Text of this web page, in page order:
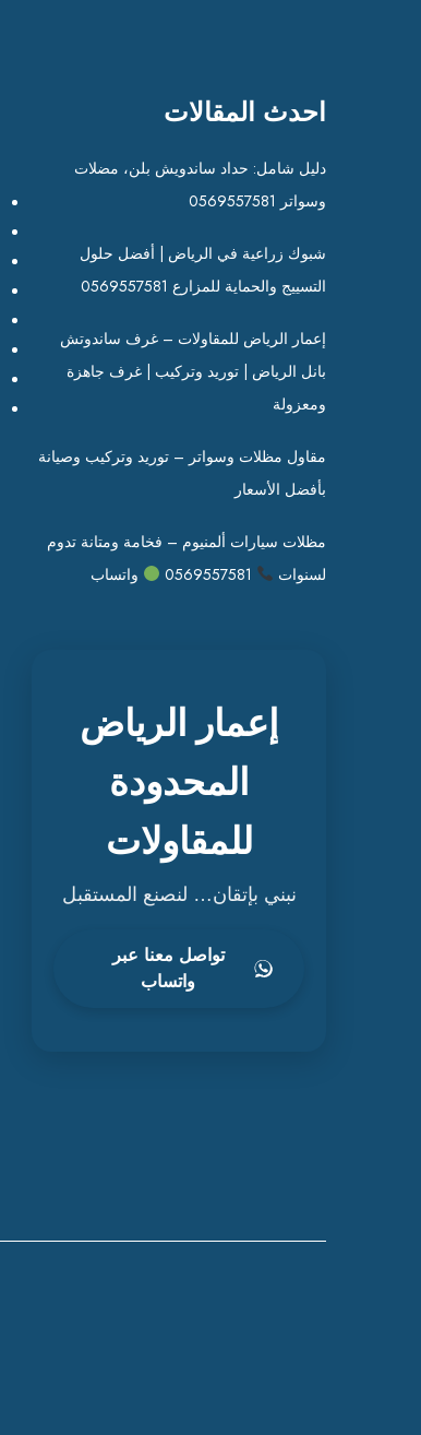
احدث المقالات
دليل شامل: حداد ساندويش بلن، مضلات
وسواتر 0569557581
شبوك زراعية في الرياض | أفضل حلول
التسييج والحماية للمزارع 0569557581
إعمار الرياض للمقاولات – غرف ساندوتش
بانل الرياض | توريد وتركيب | غرف جاهزة
ومعزولة
مقاول مظلات وسواتر – توريد وتركيب وصيانة
بأفضل الأسعار
مظلات سيارات ألمنيوم – فخامة ومتانة تدوم
لسنوات
واتساب
إعمار الرياض
المحدودة
للمقاولات
نبني بإتقان… لنصنع المستقبل
تواصل معنا عبر
واتساب